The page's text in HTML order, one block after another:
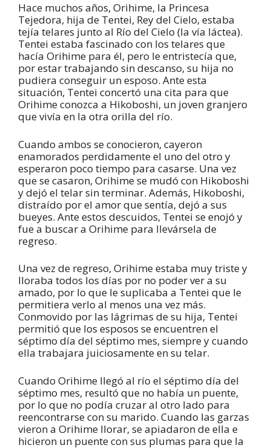
Hace muchos años, Orihime, la Princesa
Tejedora, hija de Tentei, Rey del Cielo, estaba
tejía telares junto al Río del Cielo (la vía láctea).
Tentei estaba fascinado con los telares que
hacía Orihime para él, pero le entristecía que,
por estar trabajando sin descanso, su hija no
pudiera conseguir un esposo. Ante esta
situación, Tentei concertó una cita para que
Orihime conozca a Hikoboshi, un joven granjero
que vivía en la otra orilla del río.
Cuando ambos se conocieron, cayeron
enamorados perdidamente el uno del otro y
esperaron poco tiempo para casarse. Una vez
que se casaron, Orihime se mudó con Hikoboshi
y dejó el telar sin terminar. Además, Hikoboshi,
distraído por el amor que sentía, dejó a sus
bueyes. Ante estos descuidos, Tentei se enojó y
fue a buscar a Orihime para llevársela de
regreso.
Una vez de regreso, Orihime estaba muy triste y
lloraba todos los días por no poder ver a su
amado, por lo que le suplicaba a Tentei que le
permitiera verlo al menos una vez más.
Conmovido por las lágrimas de su hija, Tentei
permitió que los esposos se encuentren el
séptimo día del séptimo mes, siempre y cuando
ella trabajara juiciosamente en su telar.
Cuando Orihime llegó al río el séptimo día del
séptimo mes, resultó que no había un puente,
por lo que no podía cruzar al otro lado para
reencontrarse con su marido. Cuando las garzas
vieron a Orihime llorar, se apiadaron de ella e
hicieron un puente con sus plumas para que la